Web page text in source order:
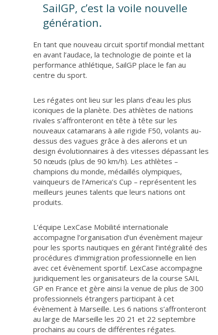
SailGP, c’est la voile nouvelle
génération.
En tant que nouveau circuit sportif mondial mettant
en avant l’audace, la technologie de pointe et la
performance athlétique, SailGP place le fan au
centre du sport.
Les régates ont lieu sur les plans d’eau les plus
iconiques de la planète. Des athlètes de nations
rivales s’affronteront en tête à tête sur les
nouveaux catamarans à aile rigide F50, volants au-
dessus des vagues grâce à des ailerons et un
design évolutionnaires à des vitesses dépassant les
50 nœuds (plus de 90 km/h). Les athlètes –
champions du monde, médaillés olympiques,
vainqueurs de l’America’s Cup – représentent les
meilleurs jeunes talents que leurs nations ont
produits.
L’équipe LexCase Mobilité internationale
accompagne l’organisation d’un évenèment majeur
pour les sports nautiques en gérant l’intégralité des
procédures d’immigration professionnelle en lien
avec cet évènement sportif. LexCase accompagne
juridiquement les organisateurs de la course SAIL
GP en France et gère ainsi la venue de plus de 300
professionnels étrangers participant à cet
évènement à Marseille. Les 6 nations s’affronteront
au large de Marseille les 20 21 et 22 septembre
prochains au cours de différentes régates.